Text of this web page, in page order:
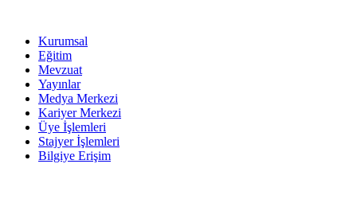
Kurumsal
Eğitim
Mevzuat
Yayınlar
Medya Merkezi
Kariyer Merkezi
Üye İşlemleri
Stajyer İşlemleri
Bilgiye Erişim